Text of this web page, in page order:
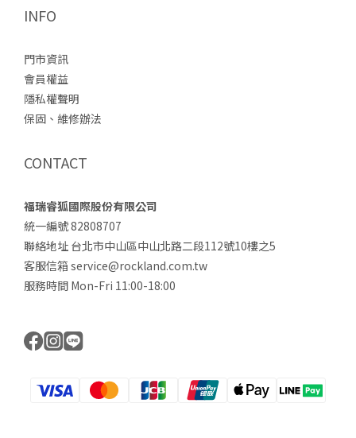
INFO
門市資訊
會員權益
隱私權聲明
保固、維修辦法
CONTACT
福瑞睿狐國際股份有限公司
統一編號 82808707
聯絡地址 台北市中山區中山北路二段112號10樓之5
客服信箱 service@rockland.com.tw
服務時間 Mon-Fri 11:00-18:00